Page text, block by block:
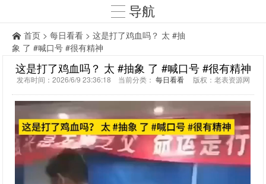
导航
首页 > 每日看看 > 这是打了鸡血吗？ 太 #抽
象 了 #喊口号 #很有精神
这是打了鸡血吗？ 太 #抽象 了 #喊口号 #很有精神
发布时间：2026/6/9 23:36:18 当前分类： 每日看看版权：老表资源网